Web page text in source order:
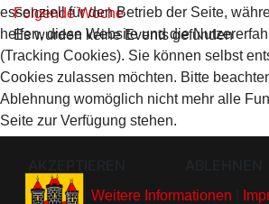
Folgende Woche
Es wurden keine Events gefunden
essenziell für den Betrieb der Seite,
helfen, diese Website und die
(Tracking Cookies). Sie können selbst
Cookies zulassen möchten. Bitte
Ablehnung womöglich nicht mehr alle
Seite zur Verfügung stehen.
Weitere Informationen